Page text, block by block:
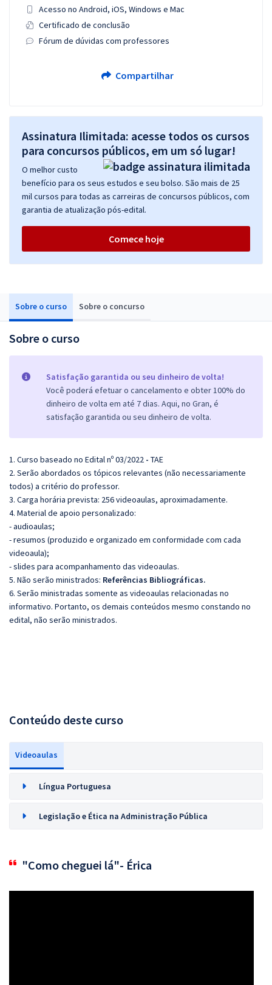
Sobre o curso Sobre o concurso
Sobre o curso
Satisfação garantida ou seu dinheiro de volta!
Você poderá efetuar o cancelamento e obter 100% do
dinheiro de volta em até 7 dias. Aqui, no Gran, é
satisfação garantida ou seu dinheiro de volta.
1. Curso baseado no Edital nº 03/2022 - TAE
2. Serão abordados os tópicos relevantes (não necessariamente
todos) a critério do professor.
3. Carga horária prevista: 256 videoaulas, aproximadamente.
4. Material de apoio personalizado:
- audioaulas;
- resumos (produzido e organizado em conformidade com cada
videoaula);
- slides para acompanhamento das videoaulas.
5. Não serão ministrados: Referências Bibliográficas.
6. Serão ministradas somente as videoaulas relacionadas no
informativo. Portanto, os demais conteúdos mesmo constando no
edital, não serão ministrados.
Conteúdo deste curso
Videoaulas
Língua Portuguesa
Legislação e Ética na Administração Pública
"Como cheguei lá"- Érica
Acesso no Android, iOS, Windows e Mac
Certificado de conclusão
Fórum de dúvidas com professores
Compartilhar
Assinatura Ilimitada: acesse todos os cursos
para concursos públicos, em um só lugar!
O melhor custo
benefício para os seus estudos e seu bolso. São mais de 25
mil cursos para todas as carreiras de concursos públicos, com
garantia de atualização pós-edital.
Comece hoje